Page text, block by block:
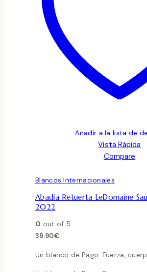
Añadir a la lista de
Vista Rápida
Compare
Blancos Internacionales
Abadia Retuerta LeDomaine
2022
0 out of 5
39.90€
Un blanco de Pago. Fuerza,